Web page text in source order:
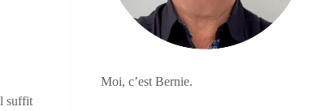
suffit
Moi, c’est Bernie.